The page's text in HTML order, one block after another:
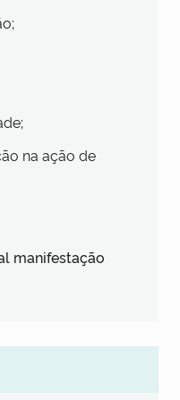
na ação de
manifestação